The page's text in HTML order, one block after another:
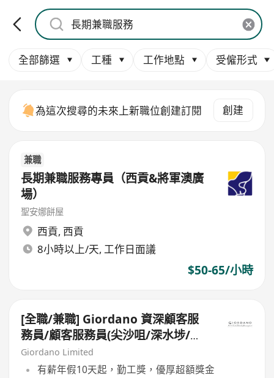
全部篩選 工種 工作地點 受僱形式
為這次搜尋的未來上新職位創建訂閱 創建
兼職
長期兼職服務專員（西貢&將軍澳廣
場）
聖安娜餅屋
西貢, 西貢
8小時以上/天, 工作日面議
$50-65/小時
[全職/兼職] Giordano 資深顧客服
務員/顧客服務員(尖沙咀/深水埗/將
軍澳/ 黃埔/ 禾輋/ 中環/ 北角 )
Giordano Limited
有薪年假10天起，勤工獎，優厚超額獎金